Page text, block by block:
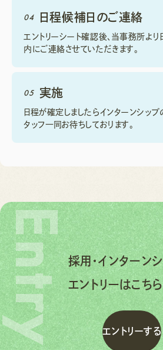
04 日程候補日のご連絡
エントリーシート確認後、当事務所よ
内にご連絡させていただきます。
05 実施
日程が確定しましたらインターンシップ
タッフ一同お待ちしております。
Entry採用・インターン
エントリーはこち
エ
エ
ン トリーする
る